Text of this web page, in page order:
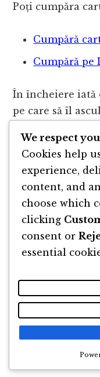
Poți cumpăra
Cumpără
Cumpără pe
În încheiere iată
pe care să îl
DESPRE
© 2011 -2026 TOATE
We respect
Cookies help
experience,
content, and
choose which
clicking
consent or
essential